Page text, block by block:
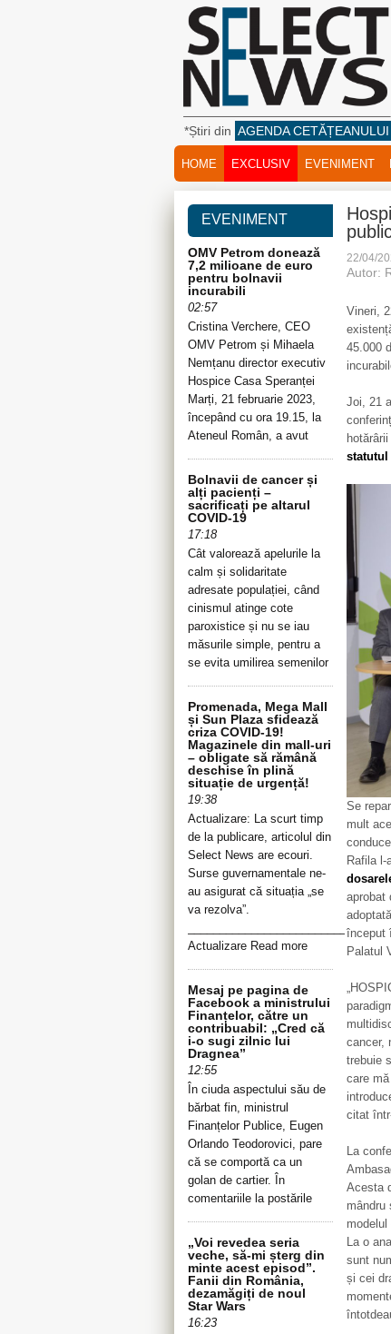
*Știri din AGENDA CETĂȚEANULUI
HOME EXCLUSIV EVENIMENT
22/04/
Autor:
Vineri,
45.000
Joi, 21
Se
mult
Rafila l-
aprobat
început
Palatul
cancer,
trebuie
care
citat
La
Acesta
mândru
La o
sunt
și cei
EVENIMENT
OMV Petrom donează
7,2 milioane de euro
pentru bolnavii
incurabili
02:57
Cristina Verchere, CEO
OMV Petrom și Mihaela
Nemțanu director executiv
Hospice Casa Speranței
Marți, 21 februarie 2023,
începând cu ora 19.15, la
Ateneul Român, a avut
Bolnavii de cancer și
alți pacienți –
sacrificați pe altarul
COVID-19
17:18
Cât valorează apelurile la
calm și solidaritate
adresate populației, când
cinismul atinge cote
paroxistice și nu se iau
măsurile simple, pentru a
se evita umilirea semenilor
Promenada, Mega Mall
și Sun Plaza sfidează
criza COVID-19!
Magazinele din mall-uri
– obligate să rămână
deschise în plină
situație de urgență!
19:38
Actualizare: La scurt timp
de la publicare, articolul din
Select News are ecouri.
Surse guvernamentale ne-
au asigurat că situația „se
va rezolva”.
Actualizare Read more
Mesaj pe pagina de
Facebook a ministrului
Finanțelor, către un
contribuabil: „Cred că
i-o sugi zilnic lui
Dragnea”
12:55
În ciuda aspectului său de
bărbat fin, ministrul
Finanțelor Publice, Eugen
Orlando Teodorovici, pare
că se comportă ca un
golan de cartier. În
comentariile la postările
„Voi revedea seria
veche, să-mi șterg din
minte acest episod”.
Fanii din România,
dezamăgiți de noul
Star Wars
16:23